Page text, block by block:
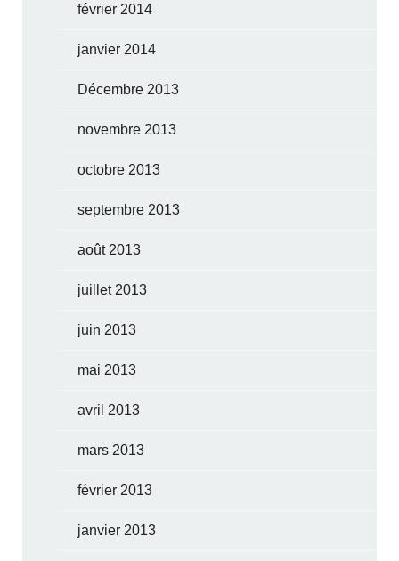
février 2014
janvier 2014
Décembre 2013
novembre 2013
octobre 2013
septembre 2013
août 2013
juillet 2013
juin 2013
mai 2013
avril 2013
mars 2013
février 2013
janvier 2013